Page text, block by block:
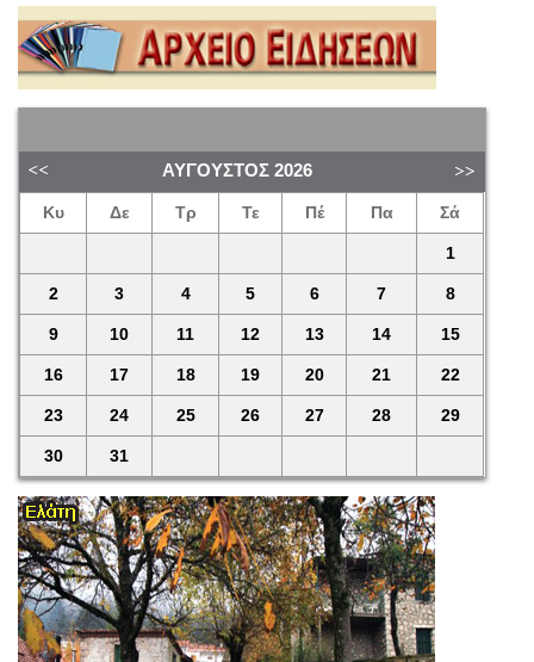
ΑΎΓΟΥΣΤΟΣ 2026
Κυ Δε Τρ Τε Πέ Πα Σά
1
2 3 4 5 6 7 8
9 10 11 12 13 14 15
16 17 18 19 20 21 22
23 24 25 26 27 28 29
30 31